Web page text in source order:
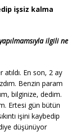
işsiz kalma
ilgili ne
En son, 2 ay
Benzin param
bilginize, dedim.
Ertesi gün bütün
işini kaybedip
düşünüyor